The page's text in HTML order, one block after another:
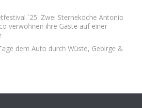
´25: Zwei Sterneköche Antonio
verwöhnen ihre Gäste auf einer
dem Auto durch Wüste, Gebirge &